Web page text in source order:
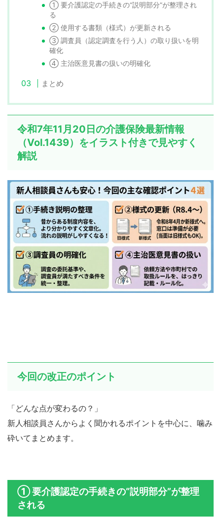
① 要介護認定の手続きの“説明部分”が整理され
る
② 使用する書類（様式）が更新される
③ 調査員（認定調査を行う人）の取り扱いを明
確化
④ 主治医意見書の扱いの明確化
まとめ
令和7年11月20日の介護保険最新情報
（Vol.1439）をイラスト付きで見やすく
解説
今回の改正のポイント
「どんな点が変わるの？」
新人相談員さんからよく聞かれるポイントを中心に、噛み
砕いてまとめます。
① 要介護認定の手続きの“説明部分”が整理
される